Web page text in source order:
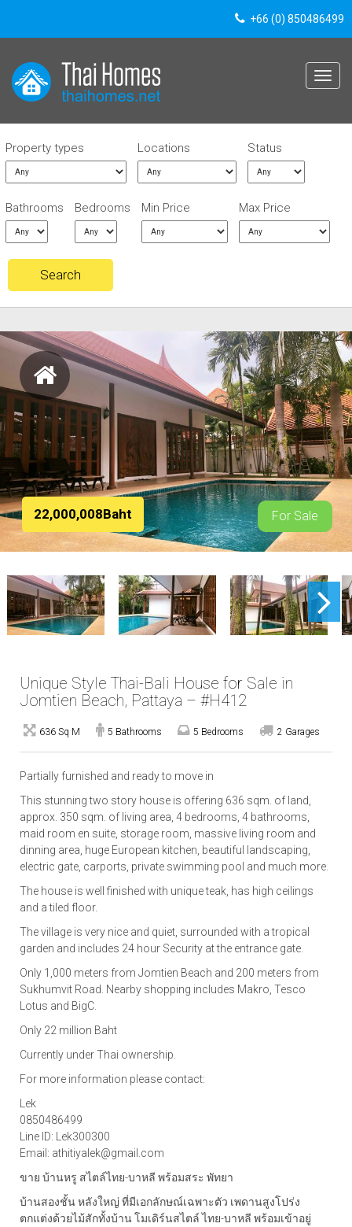
+66 (0) 850486499
Toggle
Property types Locations Status
Bathrooms Bedrooms Min Price Max Price
22,000,008Baht For Sale
Unique Style Thai-Bali House for Sale in
Jomtien Beach, Pattaya – #H412
636 Sq M 5 Bathrooms 5 Bedrooms 2 Garages
Partially furnished and ready to move in
This stunning two story house is offering 636 sqm. of land,
approx. 350 sqm. of living area, 4 bedrooms, 4 bathrooms,
maid room en suite, storage room, massive living room and
dinning area, huge European kitchen, beautiful landscaping,
electric gate, carports, private swimming pool and much more.
The house is well finished with unique teak, has high ceilings
and a tiled floor.
The village is very nice and quiet, surrounded with a tropical
garden and includes 24 hour Security at the entrance gate.
Only 1,000 meters from Jomtien Beach and 200 meters from
Sukhumvit Road. Nearby shopping includes Makro, Tesco
Lotus and BigC.
Only 22 million Baht
Currently under Thai ownership.
For more information please contact:
Lek
0850486499
Line ID: Lek300300
Email: athitiyalek@gmail.com
ขาย บ้านหรู สไตล์ไทย-บาหลี พร้อมสระ พัทยา
บ้านสองชั้น หลังใหญ่ ที่มีเอกลักษณ์เฉพาะตัว เพดานสูงโปร่ง
ตกแต่งด้วยไม้สักทั้งบ้าน โมเดิร์นสไตล์ ไทย-บาหลี พร้อมเข้าอยู่